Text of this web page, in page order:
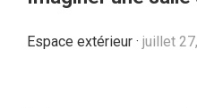
Espace extérieur · juillet